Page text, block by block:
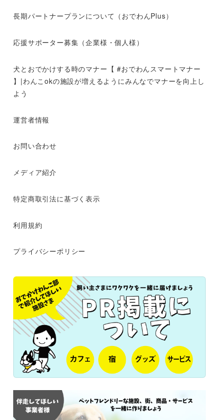
長期パートナープランについて（おでわんPlus）
応援サポーター募集（企業様・個人様）
犬とおでかけする時のマナー【 #おでわんスマートマナー
】|わんこokの施設が増えるようにみんなでマナーを向上し
よう
運営者情報
お問い合わせ
メディア紹介
特定商取引法に基づく表示
利用規約
プライバシーポリシー